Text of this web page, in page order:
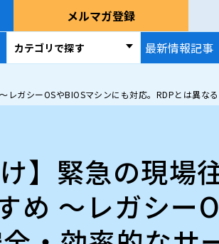
メルマガ登録
カテゴリで探す 最新情報記事
レガシーOSやBIOSマシンにも対応。RDPとは異な
】緊急の現場
め ～レガシー